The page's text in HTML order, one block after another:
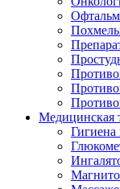
Медицинская
Гигиена